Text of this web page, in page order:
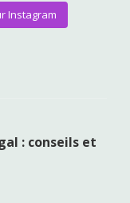
Instagram
: conseils et